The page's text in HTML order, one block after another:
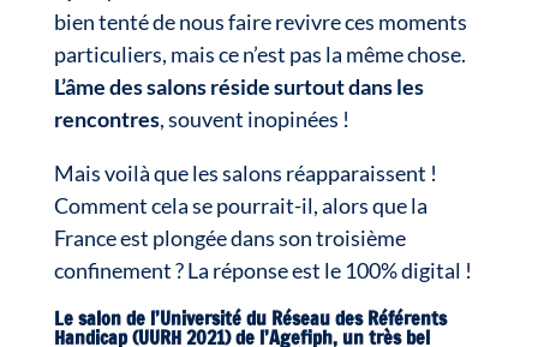
bien tenté de nous faire revivre ces moments
particuliers, mais ce n’est pas la même chose.
L’âme des salons réside surtout dans les
rencontres, souvent inopinées !
Mais voilà que les salons réapparaissent !
Comment cela se pourrait-il, alors que la
France est plongée dans son troisième
confinement ? La réponse est le 100% digital !
Le salon de l’Université du Réseau des Référents
Handicap (UURH 2021) de l’Agefiph, un très bel